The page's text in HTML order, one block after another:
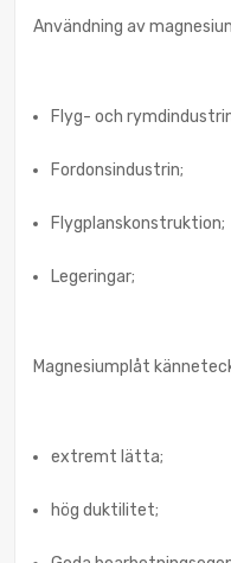
Användning av
Flyg- och
Fordonsindustrin;
Flygplanskonstruktion;
Legeringar;
Magnesiumplåt
extremt lätta;
hög duktilitet;